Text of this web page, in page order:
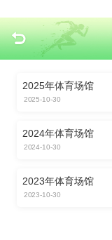
2025年体育场馆
2025-10-30
2024年体育场馆
2024-10-30
2023年体育场馆
2023-10-30